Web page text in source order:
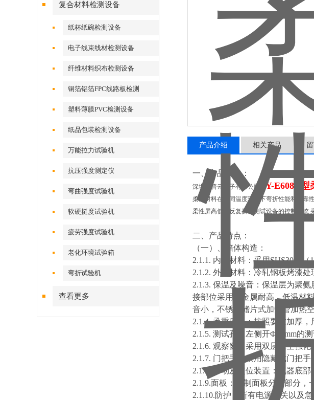
复合材料检测设备
纸杯纸碗检测设备
电子线束线材检测设备
纤维材料织布检测设备
铜箔铝箔FPC线路板检测
塑料薄膜PVC检测设备
纸品包装检测设备
万能拉力试验机
抗压强度测定仪
弯曲强度试验机
软硬挺度试验机
疲劳强度试验机
老化环境试验箱
弯折试验机
查看更多
产品介绍 相关产品
一、产品用途：
深圳市普云电子有限公司 PY-E608D型
柔性材料在不同温度环境下弯折性能和可靠
柔性屏高低温反复折叠测试设备的控制系统
二、产品特点：
（一）、箱体构造：
2.1.1. 内箱材料：采用SUS304#
2.1.2. 外箱材料：冷轧钢板烤漆处
2.1.3. 保温及噪音：保温层为聚
接部位采用非金属耐高、低温材
音小，不锈钢鳍片式加热管加热
2.1.4. 承重底板：按照要求加厚
2.1.5. 测试孔：左侧开Φ50mm的
2.1.6. 观察窗：采用双层真空强
2.1.7. 门把手：采用隐藏式门把
2.1.8. 移动及定位装置：机器底
2.1.9.面板：控制面板分两部分
2.1.10.防护：所有电源开关以及